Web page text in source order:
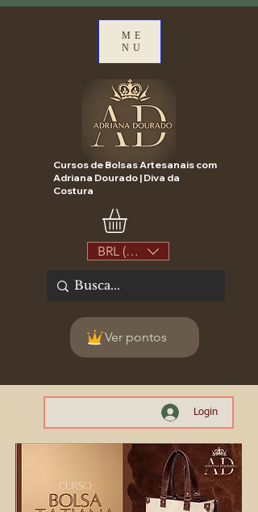
ME
NU
Cursos de Bolsas Artesanais com
Adriana Dourado | Diva da
Costura
BRL (R$)
Ver pontos
Login